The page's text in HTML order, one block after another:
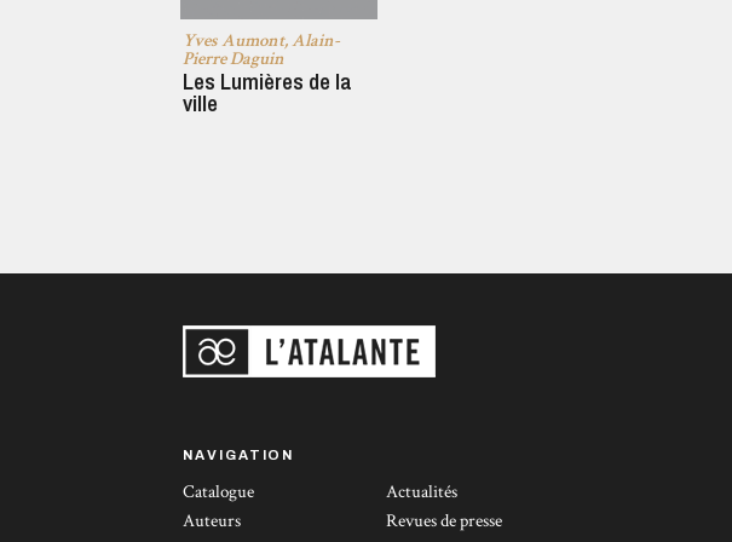
Yves Aumont, Alain-
Pierre Daguin
Les Lumières de la
ville
NAVIGATION
Catalogue
Auteurs
Actualités
Revues de presse